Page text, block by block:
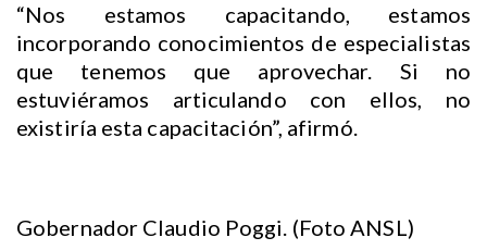
“Nos estamos capacitando, estamos
incorporando conocimientos de especialistas
que tenemos que aprovechar. Si no
estuviéramos articulando con ellos, no
existiría esta capacitación”, afirmó.
Gobernador Claudio Poggi. (Foto ANSL)